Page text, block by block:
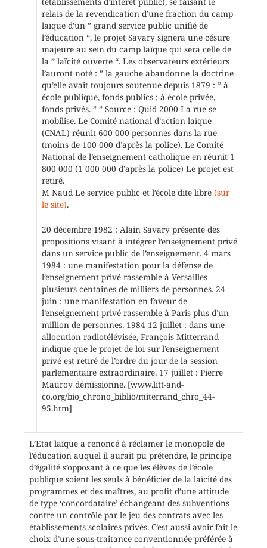
relais de la revendication d’une fraction du camp
laïque d’un ” grand service public unifié de
l’éducation “, le projet Savary signera une césure
majeure au sein du camp laïque qui sera celle de
la ” laïcité ouverte “. Les observateurs extérieurs
l’auront noté : ” la gauche abandonne la doctrine
qu’elle avait toujours soutenue depuis 1879 : ” à
école publique, fonds publics ; à école privée,
fonds privés. ” ” Source : Quid 2000 La rue se
mobilise. Le Comité national d’action laïque
(CNAL) réunit 600 000 personnes dans la rue
(moins de 100 000 d’après la police). Le Comité
National de l’enseignement catholique en réunit 1
800 000 (1 000 000 d’après la police) Le projet est
retiré.
M Naud Le service public et l’école dite libre (sur
le site).
20 décembre 1982 : Alain Savary présente des
propositions visant à intégrer l’enseignement privé
dans un service public de l’enseignement. 4 mars
1984 : une manifestation pour la défense de
l’enseignement privé rassemble à Versailles
plusieurs centaines de milliers de personnes. 24
juin : une manifestation en faveur de
l’enseignement privé rassemble à Paris plus d’un
million de personnes. 1984 12 juillet : dans une
allocution radiotélévisée, François Mitterrand
indique que le projet de loi sur l’enseignement
privé est retiré de l’ordre du jour de la session
parlementaire extraordinaire. 17 juillet : Pierre
Mauroy démissionne. [www.litt-and-
co.org/bio_chrono_biblio/miterrand_chro_44-
95.htm]
L’Etat laïque a renoncé à réclamer le monopole de
l’éducation auquel il aurait pu prétendre, le principe
d’égalité s’opposant à ce que les élèves de l’école
publique soient les seuls à bénéficier de la laïcité des
programmes et des maîtres, au profit d’une attitude
de type ‘concordataire’ échangeant des subventions
contre un contrôle par le jeu des contrats avec les
établissements scolaires privés. C’est aussi avoir fait le
choix d’une sous-traitance conventionnée préférée à